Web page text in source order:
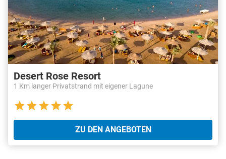
Desert Rose Resort
1 Km langer Privatstrand mit eigener Lagune
ZU DEN ANGEBOTEN